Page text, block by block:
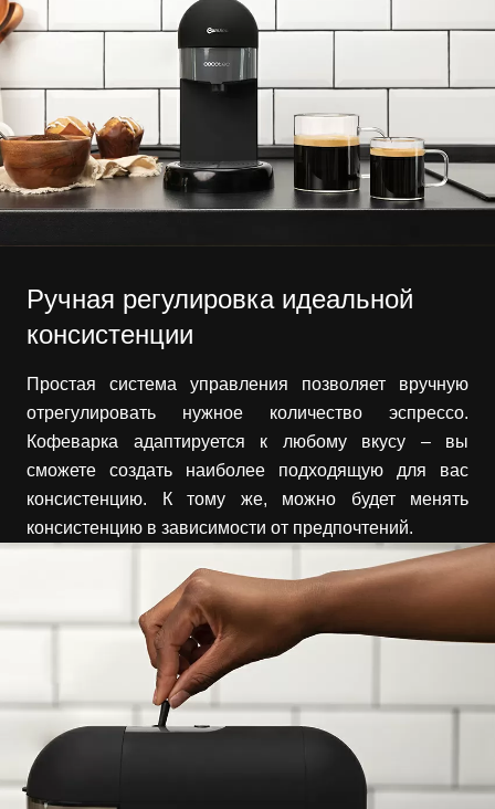
Ручная регулировка идеальной
консистенции
Простая система управления позволяет вручную
отрегулировать нужное количество эспрессо.
Кофеварка адаптируется к любому вкусу – вы
сможете создать наиболее подходящую для вас
консистенцию. К тому же, можно будет менять
консистенцию в зависимости от предпочтений.